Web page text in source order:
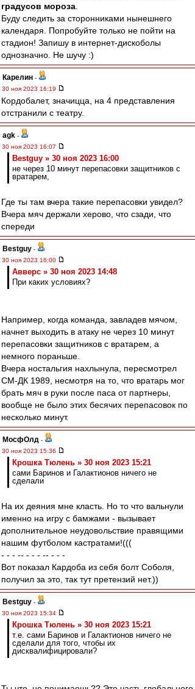
градусов мороза
Буду следить за сторонниками нынешнего
календаря. Попробуйте только не пойти на
стадион! Запишу в интернет-дискоболы
однозначно. Не шучу :)
Карелин -
30 ноя 2023 16:19
Кордобалет, значицца, на 4 представления
отстранили с театру.
agk -
30 ноя 2023 16:07
Bestguy » 30 ноя 2023 16:00
не через 10 минут перепасовки защитников с
вратарем,
Где ты там вчера такие перепасовки увидел?
Вчера мяч держали херово, что сзади, что
спереди
Bestguy -
30 ноя 2023 16:00
Авверс » 30 ноя 2023 14:48
При каких условиях?
Например, когда команда, завладев мячом,
начнет выходить в атаку не через 10 минут
перепасовки защитников с вратарем, а
немного пораньше.
Вчера ностальгия нахлынула, пересмотрел
СМ-ДК 1989, несмотря на то, что вратарь мог
брать мяч в руки после паса от партнеры,
вообще не было этих бесячих перепасовок по
несколько минут.
МосфОлд -
30 ноя 2023 15:36
Крошка Тюлень » 30 ноя 2023 15:21
сами Баринов и Галактионов ничего не
сделали
На их деяния мне класть. Но то что вальнули
именно на игру с бамжами - вызывает
дополнительное неудовольствие правящими
нашим футболом кастратами!(((
- - - -- - - - -- - - -
Вот показал Кардоба из себя болт Соболя,
получил за это, так тут претензий нет.))
Bestguy -
30 ноя 2023 15:34
Крошка Тюлень » 30 ноя 2023 15:21
т.е. сами Баринов и Галактионов ничего не
сделали для того, чтобы их
дисквалифицировали?